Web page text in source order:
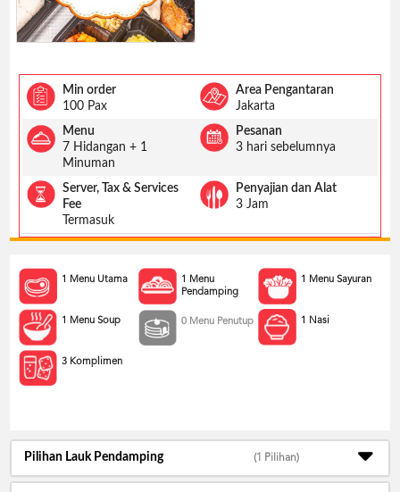
LOYALTY
PROGRAM
ABOUT
CATERERS
TERMS
CONDITIONS
CENTER
021
5091
3494
LOGIN
DAFTAR
Min order
100 Pax
Area Pengantaran
Jakarta
Menu
7 Hidangan + 1
Minuman
Pesanan
3 hari sebelumnya
Server, Tax & Services
Fee
Termasuk
Penyajian dan Alat
3 Jam
1 Menu Utama
1 Menu
Pendamping
1 Menu Sayuran
1 Menu Soup 0 Menu Penutup 1 Nasi
3 Komplimen
Pilihan Lauk Pendamping (1 Pilihan)